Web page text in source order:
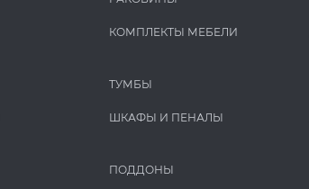
КОМПЛЕКТЫ МЕБЕЛИ
ТУМБЫ
ШКАФЫ И ПЕНАЛЫ
ПОДДОНЫ